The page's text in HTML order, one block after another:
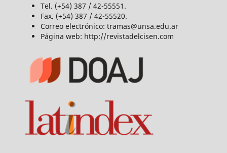
Tel. (+54) 387 / 42-55551.
Fax. (+54) 387 / 42-55520.
Correo electrónico: tramas@unsa.edu.ar
Página web: http://revistadelcisen.com